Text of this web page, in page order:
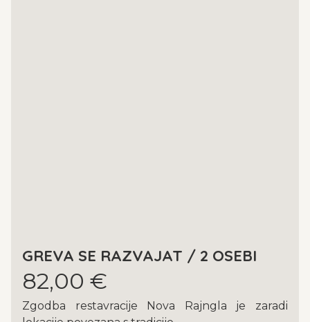
GREVA SE RAZVAJAT / 2 OSEBI
82,00 €
Zgodba restavracije Nova Rajngla je zaradi